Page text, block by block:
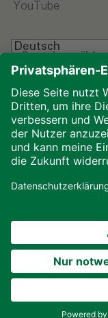
YouTube
Impressum
Datenschutz
Downloads
Cookies
© 2026 ALHO
ALHO Gruppe